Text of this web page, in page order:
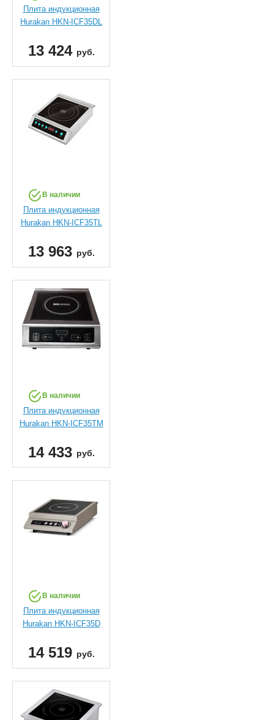
Плита индукционная
Hurakan HKN-ICF35DL
13 424 руб.
В наличии
Плита индукционная
Hurakan HKN-ICF35TL
13 963 руб.
В наличии
Плита индукционная
Hurakan HKN-ICF35TM
14 433 руб.
В наличии
Плита индукционная
Hurakan HKN-ICF35D
14 519 руб.